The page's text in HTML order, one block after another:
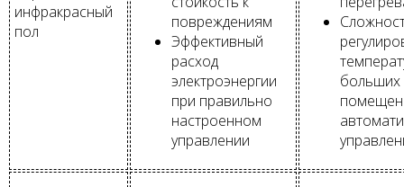
инфракрасный
пол
повреждениям
Эффективный
расход
электроэнергии
при правильно
настроенном
управлении
больших